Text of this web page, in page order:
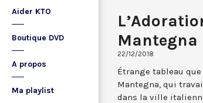
Aider KTO
Boutique DVD
A propos
Ma playlist
Mantegna
22/12/2018
Étrange tableau
Mantegna, qui
dans la ville